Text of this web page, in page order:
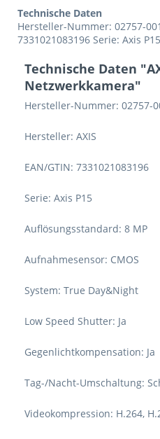
Technische Daten
Hersteller-Nummer: 02757-
7331021083196 Serie: Axis
Technische Daten
Netzwerkkamera"
Hersteller-Nummer: 02757-
Hersteller: AXIS
EAN/GTIN: 7331021083196
Serie: Axis P15
Auflösungsstandard: 8 MP
Aufnahmesensor: CMOS
System: True Day&Night
Low Speed Shutter: Ja
Gegenlichtkompensation: Ja
Tag-/Nacht-Umschaltung:
Videokompression: H.264,